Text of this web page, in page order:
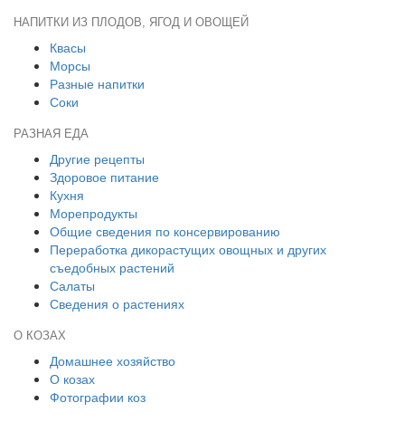
НАПИТКИ ИЗ ПЛОДОВ, ЯГОД И ОВОЩЕЙ
Квасы
Морсы
Разные напитки
Соки
РАЗНАЯ ЕДА
Другие рецепты
Здоровое питание
Кухня
Морепродукты
Общие сведения по консервированию
Переработка дикорастущих овощных и других
съедобных растений
Салаты
Сведения о растениях
О КОЗАХ
Домашнее хозяйство
О козах
Фотографии коз